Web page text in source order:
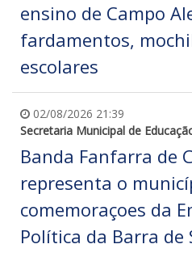
ensino de Campo
fardamentos,
escolares
02/08/2026 21:39
Secretaria Municipal de
Banda Fanfarra de
representa o
comemoraçoes da
Política da Barra de